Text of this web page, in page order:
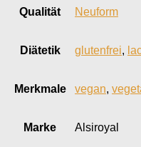
Qualität Neuform
Diätetik glutenfrei,
Merkmale vegan,
Marke Alsiroyal